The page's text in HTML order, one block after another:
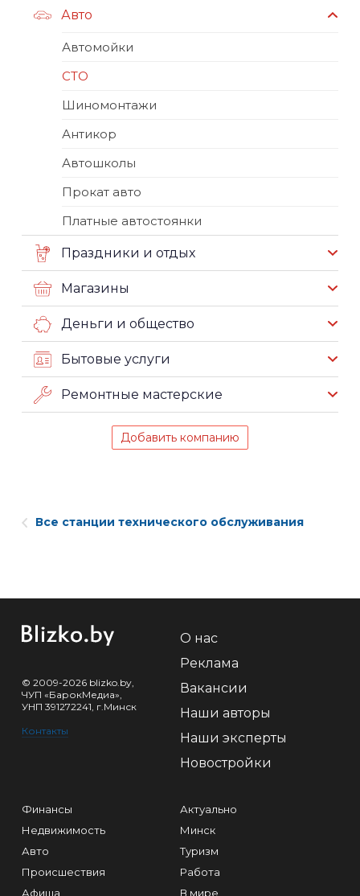
Авто
Автомойки
СТО
Шиномонтажи
Антикор
Автошколы
Прокат авто
Платные автостоянки
Праздники и отдых
Магазины
Деньги и общество
Бытовые услуги
Ремонтные мастерские
Добавить компанию
Все станции технического обслуживания
© 2009-2026 blizko.by,
ЧУП «БарокМедиа»,
УНП 391272241, г.Минск
Контакты
О нас
Реклама
Вакансии
Наши авторы
Наши эксперты
Новостройки
Финансы
Недвижимость
Авто
Происшествия
Афиша
Актуально
Минск
Туризм
Работа
В мире